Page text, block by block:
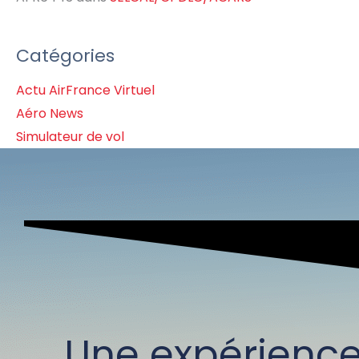
Catégories
Actu AirFrance Virtuel
Aéro News
Simulateur de vol